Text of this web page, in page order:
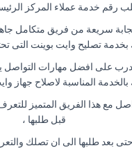
رقم خدمة عملاء المركز
سريعة من فريق متكامل
بخدمة تصليح وايت بوينت التى
على افضل مهارات التواصل
المناسبة لاصلاح جهاز
مع هذا الفريق المتميز
قبل طلبها ،
حتى بعد طلبها الى ان تصلك